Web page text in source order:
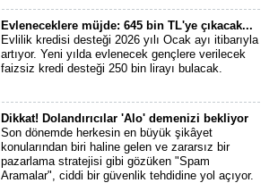
Evleneceklere müjde: 645 bin TL'ye çıkacak...
Evlilik kredisi desteği 2026 yılı Ocak ayı itibarıyla
artıyor. Yeni yılda evlenecek gençlere verilecek
faizsiz kredi desteği 250 bin lirayı bulacak.
Dikkat! Dolandırıcılar 'Alo' demenizi bekliyor
Son dönemde herkesin en büyük şikâyet
konularından biri haline gelen ve zararsız bir
pazarlama stratejisi gibi gözüken "Spam
Aramalar", ciddi bir güvenlik tehdidine yol açıyor.